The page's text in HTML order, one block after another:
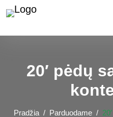
20′ pėdų
Pradžia Parduodame